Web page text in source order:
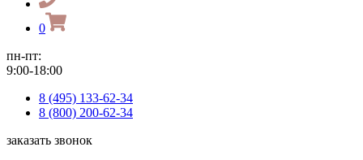
0
пн-пт:
9:00-18:00
8 (495) 133-62-34
8 (800) 200-62-34
заказать звонок